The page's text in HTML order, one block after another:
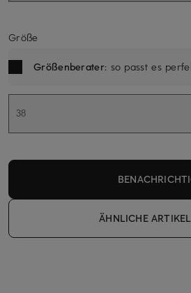
Größe
Größenberater: so passt es
38
ÄHNLICHE